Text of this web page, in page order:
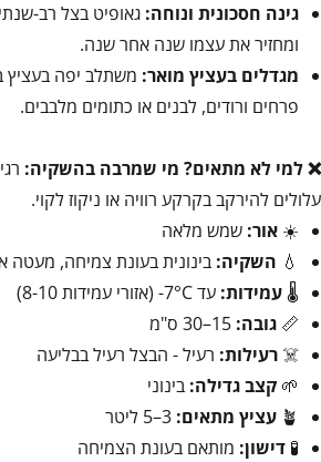
גינה חסכונית ונוחה: גאופיט בצל רב-
ומחזיר את עצמו שנה אחר שנה.
מגדלים בעציץ מואר: משתלב יפה בעציץ
פרחים ורודים, לבנים או כתומים מלבבים.
❌ למי לא מתאים? מי שמרבה בהשקיה:
עלולים להירקב בקרקע רוויה או ניקוז לקוי.
☀️ אור: שמש מלאה
💧 השקיה: בינונית בעונת צמיחה, מעטה
🌡️עמידות: עד 7°C- (אזורי עמידות 8-10)
📏 גובה: 15–30 ס"מ
☠️ רעילות: רעיל - הבצל רעיל בבליעה
🌱 קצב גדילה: בינוני
🪴 עציץ מתאים: 3–5 ליטר
🧪 דישון: מותאם בעונת הצמיחה